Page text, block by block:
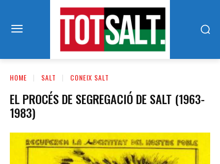
HOME SALT CONEIX SALT
EL PROCÉS DE SEGREGACIÓ DE SALT (1963-
1983)